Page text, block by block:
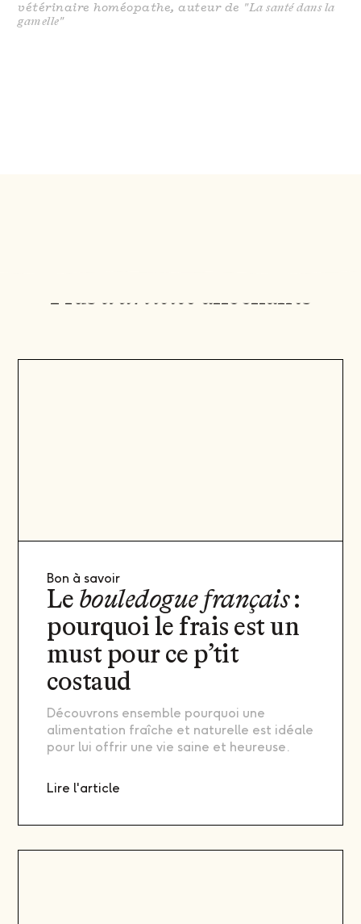
vétérinaire homéopathe, auteur de "La santé dans la
gamelle"
Plus d'articles alléchants
Bon à savoir
Le bouledogue français:
pourquoi le frais est un
must pour ce p’tit
costaud
Découvrons ensemble pourquoi une
alimentation fraîche et naturelle est idéale
pour lui offrir une vie saine et heureuse.
Lire l'article